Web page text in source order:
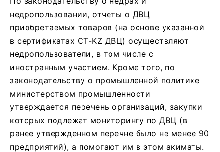
недропользовании, отчеты о ДВЦ
приобретаемых товаров (на основе указанной
в сертификатах СТ-KZ ДВЦ) осуществляют
недропользователи, в том числе с
иностранным участием. Кроме того, по
законодательству о промышленной политике
министерством промышленности
утверждается перечень организаций, закупки
которых подлежат мониторингу по ДВЦ (в
ранее утвержденном перечне было не менее 90
предприятий), а помогают им в этом акиматы.